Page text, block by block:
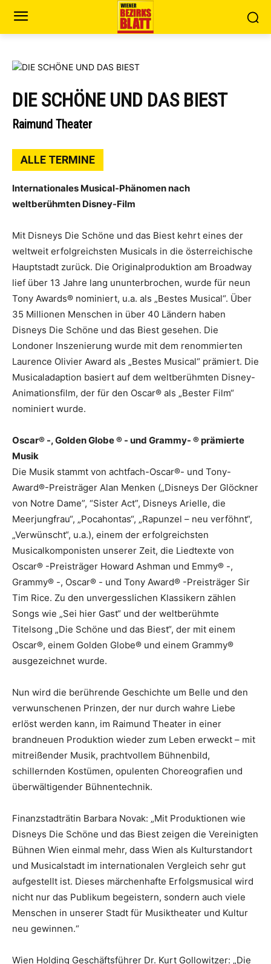
DIE SCHÖNE UND DAS BIEST
Raimund Theater
ALLE TERMINE
Internationales Musical-Phänomen nach
weltberühmten Disney-Film
Mit Disneys Die Schöne und das Biest kehrt eines der
weltweit erfolgreichsten Musicals in die österreichische
Hauptstadt zurück. Die Originalproduktion am Broadway
lief über 13 Jahre lang ununterbrochen, wurde für neun
Tony Awards® nominiert, u.a. als „Bestes Musical“. Über
35 Millionen Menschen in über 40 Ländern haben
Disneys Die Schöne und das Biest gesehen. Die
Londoner Inszenierung wurde mit dem renommierten
Laurence Olivier Award als „Bestes Musical“ prämiert. Die
Musicaladaption basiert auf dem weltberühmten Disney-
Animationsfilm, der für den Oscar® als „Bester Film“
nominiert wurde.
Oscar® -, Golden Globe ® - und Grammy- ® prämierte
Musik
Die Musik stammt von achtfach-Oscar®- und Tony-
Award®-Preisträger Alan Menken („Disneys Der Glöckner
von Notre Dame”, “Sister Act”, Disneys Arielle, die
Meerjungfrau“, „Pocahontas“, „Rapunzel – neu verföhnt“,
„Verwünscht“, u.a.), einem der erfolgreichsten
Musicalkomponisten unserer Zeit, die Liedtexte von
Oscar® -Preisträger Howard Ashman und Emmy® -,
Grammy® -, Oscar® - und Tony Award® -Preisträger Sir
Tim Rice. Zu den unvergesslichen Klassikern zählen
Songs wie „Sei hier Gast“ und der weltberühmte
Titelsong „Die Schöne und das Biest“, der mit einem
Oscar®, einem Golden Globe® und einem Grammy®
ausgezeichnet wurde.
Nun wird die berührende Geschichte um Belle und den
verwunschenen Prinzen, der nur durch wahre Liebe
erlöst werden kann, im Raimund Theater in einer
brandneuen Produktion wieder zum Leben erweckt – mit
mitreißender Musik, prachtvollem Bühnenbild,
schillernden Kostümen, opulenten Choreografien und
überwältigender Bühnentechnik.
Finanzstadträtin Barbara Novak: „Mit Produktionen wie
Disneys Die Schöne und das Biest zeigen die Vereinigten
Bühnen Wien einmal mehr, dass Wien als Kulturstandort
und Musicalstadt im internationalen Vergleich sehr gut
aufgestellt ist. Dieses märchenhafte Erfolgsmusical wird
nicht nur das Publikum begeistern, sondern auch viele
Menschen in unserer Stadt für Musiktheater und Kultur
neu gewinnen.“
Wien Holding Geschäftsführer Dr. Kurt Gollowitzer: „Die